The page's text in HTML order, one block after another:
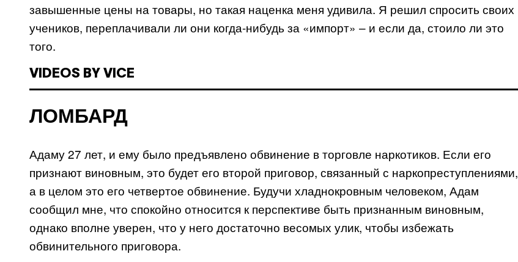
завышенные цены на товары, но такая наценка меня удивила. Я решил спросить своих
учеников, переплачивали ли они когда-нибудь за «импорт» – и если да, стоило ли это
того.
VIDEOS BY VICE
ЛОМБАРД
Адаму 27 лет, и ему было предъявлено обвинение в торговле наркотиков. Если его
признают виновным, это будет его второй приговор, связанный с наркопреступлениями,
а в целом это его четвертое обвинение. Будучи хладнокровным человеком, Адам
сообщил мне, что спокойно относится к перспективе быть признанным виновным,
однако вполне уверен, что у него достаточно весомых улик, чтобы избежать
обвинительного приговора.